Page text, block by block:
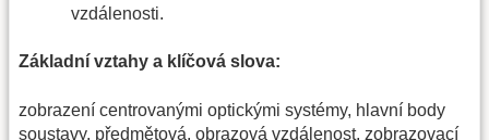
vzdálenosti.
Základní vztahy a klíčová slova:
zobrazení centrovanými optickými systémy, hlavní body
soustavy, předmětová, obrazová vzdálenost, zobrazovací